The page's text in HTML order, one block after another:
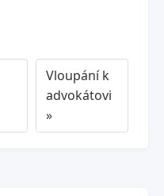
Vloupání k
advokátovi
»